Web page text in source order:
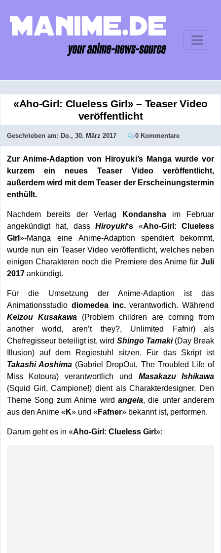
«Aho-Girl: Clueless Girl» – Teaser Video
veröffentlicht
Geschrieben am: Do., 30. März 2017 0 Kommentare
Zur Anime-Adaption von Hiroyuki’s Manga wurde vor
kurzem ein neues Teaser Video veröffentlicht,
außerdem wird mit dem Teaser der Erscheinungstermin
enthüllt.
Nachdem bereits der Verlag Kondansha im Februar
angekündigt hat, dassHiroyuki‘s «Aho-Girl: Clueless
Girl»-Manga eine Anime-Adaption spendiert bekommt,
wurde nun ein Teaser Video veröffentlicht, welches neben
einigen Charakteren noch die Premiere des Anime fürJuli
2017ankündigt.
Für die Umsetzung der Anime-Adaption ist das
Animationsstudio diomedea inc.verantworlich. Während
Keizou Kusakawa(Problem children are coming from
another world, aren’t they?, Unlimited Fafnir) als
Chefregisseur beteiligt ist, wird Shingo Tamaki (Day Break
Illusion) auf dem Regiestuhl sitzen. Für das Skript ist
Takashi Aoshima (Gabriel DropOut, The Troubled Life of
Miss Kotoura) verantwortlich und Masakazu Ishikawa
(Squid Girl, Campione!) dient als Charakterdesigner. Den
Theme Song zum Anime wird angela, die unter anderem
aus den Anime «K» und «Fafner» bekannt ist, performen.
Darum geht es in «Aho-Girl: Clueless Girl»: